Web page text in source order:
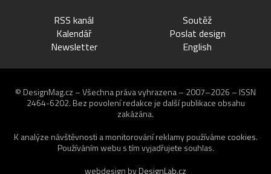
RSS kanál
Kalendář
Newsletter
Soutěž
Poslat design
English
© DesignMag.cz – Všechna práva vyhrazena – 2007–2026 – ISSN
2464-6202. Bez povolení redakce je další publikace obsahu
zakázána.
K analýze návštěvnosti a monitorování reklamy používáme cookies.
Používáním webu s tím vyjadřujete souhlas.
webdesign byDesignLab.cz